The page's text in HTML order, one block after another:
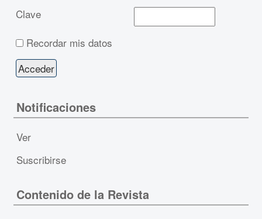
Clave
Recordar mis datos
Notificaciones
Ver
Suscribirse
Contenido de la Revista